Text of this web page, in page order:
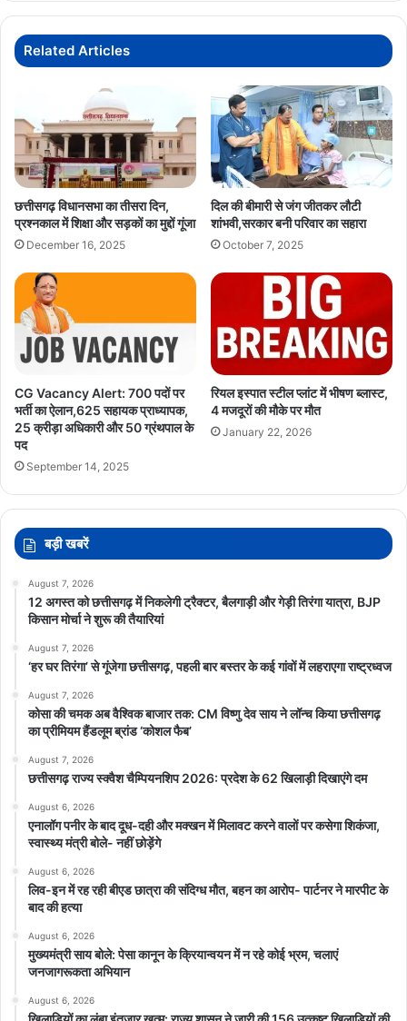
Related Articles
छत्तीसगढ़ विधानसभा का तीसरा दिन,
प्रश्नकाल में शिक्षा और सड़कों का मुद्दों गूंजा
December 16, 2025
दिल की बीमारी से जंग जीतकर लौटी
शांभवी,सरकार बनी परिवार का सहारा
October 7, 2025
CG Vacancy Alert: 700 पदों पर
भर्ती का ऐलान,625 सहायक प्राध्यापक,
25 क्रीड़ा अधिकारी और 50 ग्रंथपाल के
पद
September 14, 2025
रियल इस्पात स्टील प्लांट में भीषण ब्लास्ट,
4 मजदूरों की मौके पर मौत
January 22, 2026
बड़ी खबरें
August 7, 2026
12 अगस्त को छत्तीसगढ़ में निकलेगी ट्रैक्टर, बैलगाड़ी और गेड़ी तिरंगा यात्रा, BJP
किसान मोर्चा ने शुरू की तैयारियां
August 7, 2026
‘हर घर तिरंगा’ से गूंजेगा छत्तीसगढ़, पहली बार बस्तर के कई गांवों में लहराएगा राष्ट्रध्वज
August 7, 2026
कोसा की चमक अब वैश्विक बाजार तक: CM विष्णु देव साय ने लॉन्च किया छत्तीसगढ़
का प्रीमियम हैंडलूम ब्रांड ‘कोशल फैब’
August 7, 2026
छत्तीसगढ़ राज्य स्क्वैश चैम्पियनशिप 2026: प्रदेश के 62 खिलाड़ी दिखाएंगे दम
August 6, 2026
एनालॉग पनीर के बाद दूध-दही और मक्खन में मिलावट करने वालों पर कसेगा शिकंजा,
स्वास्थ्य मंत्री बोले- नहीं छोड़ेंगे
August 6, 2026
लिव-इन में रह रही बीएड छात्रा की संदिग्ध मौत, बहन का आरोप- पार्टनर ने मारपीट के
बाद की हत्या
August 6, 2026
मुख्यमंत्री साय बोले: पेसा कानून के क्रियान्वयन में न रहे कोई भ्रम, चलाएं
जनजागरूकता अभियान
August 6, 2026